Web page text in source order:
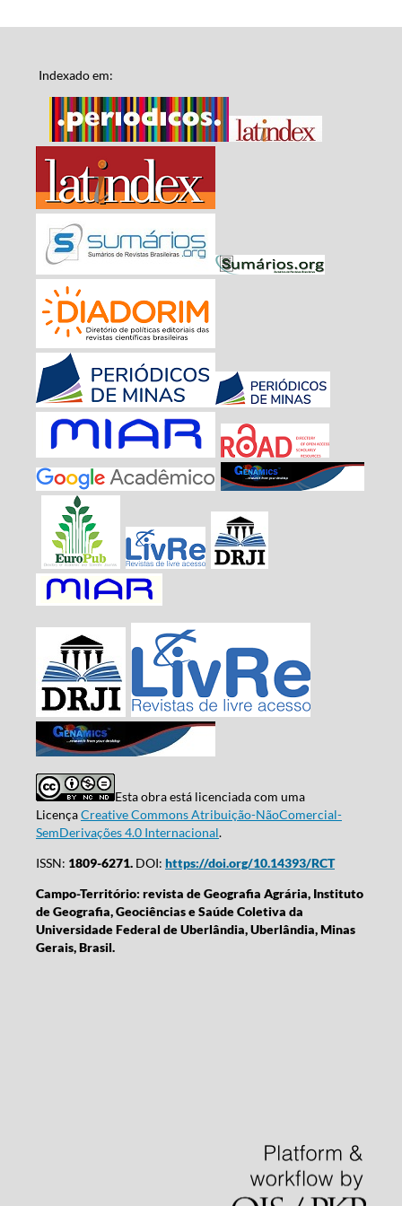
Indexado em:
Esta obra está licenciada com uma
LicençaCreative Commons Atribuição-NãoComercial-
SemDerivações 4.0 Internacional.
ISSN: 1809-6271.DOI: https://doi.org/10.14393/RCT
Campo-Território: revista de Geografia Agrária, Instituto
de Geografia, Geociências e Saúde Coletiva da
Universidade Federal de Uberlândia, Uberlândia, Minas
Gerais, Brasil.